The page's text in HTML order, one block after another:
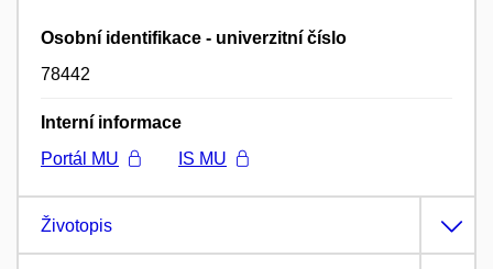
Osobní identifikace - univerzitní číslo
78442
Interní informace
Portál MU
IS MU
Životopis